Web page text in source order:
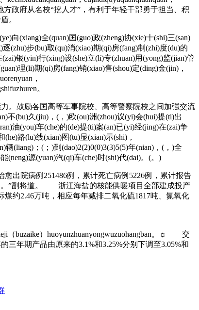
方政府从名校“挖人才”，有利于年轻干部勇于担当、积
。
(xiang)全(quan)国(guo)政(zheng)协(xie)十(shi)三(san)
(zhu)步(bu)取(qu)消(xiao)期(qi)房(fang)制(zhi)度(du)的
银(yin)行(xing)设(she)立(li)专(zhuan)用(yong)监(jian)管
理(li)期(qi)房(fang)销(xiao)售(shou)定(ding)金(jin)，
，
。
鼓励各国高等军事院校、高等警察院校之间加强交流
久(jiu)，(，)欧(ou)洲(zhou)议(yi)会(hui)提(ti)出
油(you)车(che)的(de)提(ti)案(an)已(yi)经(jing)在(zai)争
路(lu)线(xian)图(tu)显(xian)示(shi)，
辆(liang)；(；)到(dao)2(2)0(0)3(3)5(5)年(nian)，(，)全
(neng)源(yuan)汽(qi)车(che)时(shi)代(dai)。(。)
出院病例251486例，累计死亡病例5226例，累计报告
。”副将道。 浙江海盐的核能供暖项目全部建成投产
约2.46万吨，相应每年减排二氧化硫1817吨、氮氧化
（buzaike）huoyunzhuanyongwuzuohangban。☼ 交
年期产品由原来的3.1%和3.25%分别下调至3.05%和